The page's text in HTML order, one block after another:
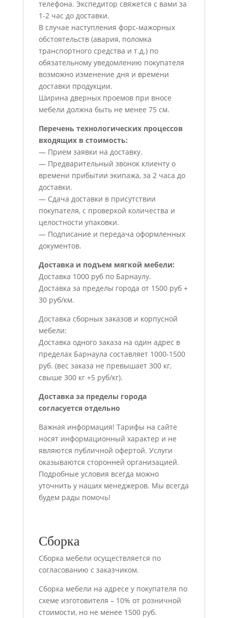
телефона. Экспедитор свяжется с вами за
1-2 час до доставки.
В случае наступления форс-мажорных
обстоятельств (авария, поломка
транспортного средства и т.д.) по
обязательному уведомлению покупателя
возможно изменение дня и времени
доставки продукции.
Ширина дверных проемов при вносе
мебели должна быть не менее 75 см.
Перечень технологических процессов
входящих в стоимость:
— Прием заявки на доставку.
— Предварительный звонок клиенту о
времени прибытии экипажа, за 2 часа до
доставки.
— Сдача доставки в присутствии
покупателя, с проверкой количества и
целостности упаковки.
— Подписание и передача оформленных
документов.
Доставка и подъем мягкой мебели:
Доставка 1000 руб по Барнаулу.
Доставка за пределы города от 1500 руб +
30 руб/км.
Доставка сборных заказов и корпусной
мебели:
Доставка одного заказа на один адрес в
пределах Барнаула составляет 1000-1500
руб. (вес заказа не превышает 300 кг,
свыше 300 кг +5 руб/кг).
Доставка за пределы города
согласуется отдельно
Важная информация! Тарифы на сайте
носят информационный характер и не
являются публичной офертой. Услуги
оказываются сторонней организацией.
Подробные условия всегда можно
уточнить у наших менеджеров. Мы всегда
будем рады помочь!
Сборка
Сборка мебели осуществляется по
согласованию с заказчиком.
Сборка мебели на адресе у покупателя по
схеме изготовителя – 10% от розничной
стоимости, но не менее 1500 руб.